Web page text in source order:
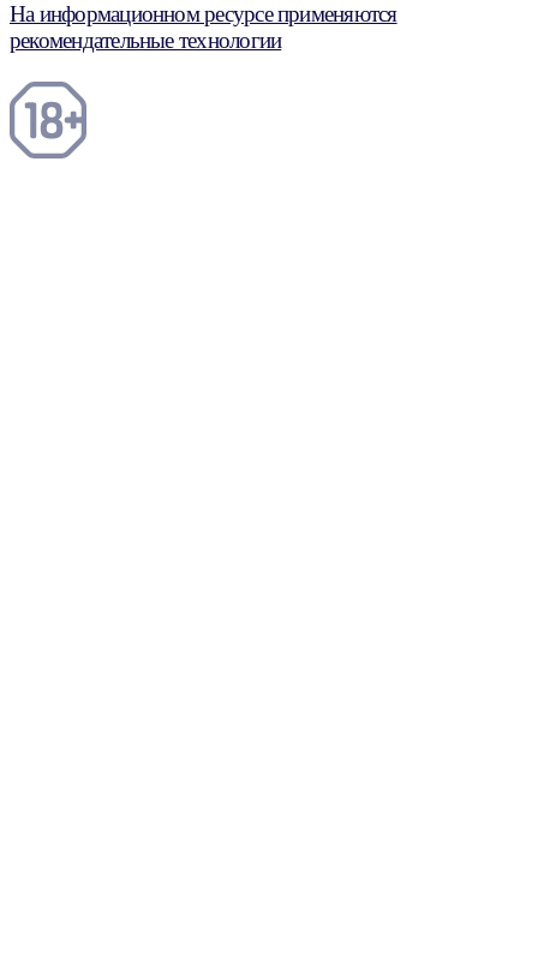
На информационном ресурсе применяются
рекомендательные технологии